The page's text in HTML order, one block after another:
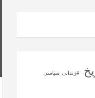
#زندانی_سیاسی